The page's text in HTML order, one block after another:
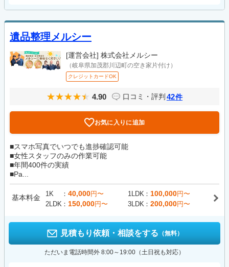
遺品整理メルシー
[運営会社] 株式会社メルシー
（岐阜県加茂郡川辺町の空き家片付け）
クレジットカードOK
4.90 口コミ・評判 42件
お気に入りに追加
■スマホ写真でいつでも進捗確認可能
■女性スタッフのみの作業可能
■年間400件の実績
■Pa...
基本料金 1K 40,000円〜 1LDK 100,000円〜
2LDK
150,000円〜 3LDK 200,000円〜
見積もり依頼・相談をする （無料）
ただいま電話時間外 8:00～19:00（土日祝も対応）